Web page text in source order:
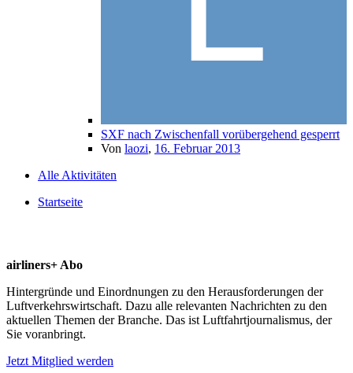
SXF nach Zwischenfall vorübergehend gesperrt
Von laozi, 16. Februar 2013
Alle Aktivitäten
Startseite
airliners+ Abo
Hintergründe und Einordnungen zu den Herausforderungen der
Luftverkehrswirtschaft. Dazu alle relevanten Nachrichten zu den
aktuellen Themen der Branche. Das ist Luftfahrtjournalismus, der
Sie voranbringt.
Jetzt Mitglied werden